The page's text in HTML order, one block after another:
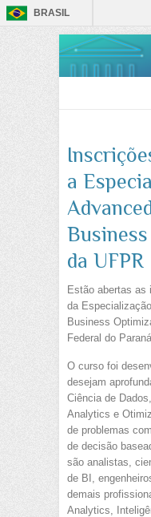
BRASIL
a
da UFPR
Estão abertas as
da
Business
Federal do
O curso foi
desejam
Ciência de
Analytics e
de problemas
de decisão
são analistas,
de BI,
demais
Analytics,